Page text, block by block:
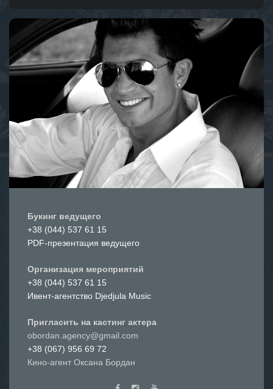
Букинг ведущего
+38 (044) 537 61 15
PDF-презентация ведущего
Организация мероприятий
+38 (044) 537 61 15
Ивент-агентство Djedjula Music
Пригласить на кастинг актера
obordan.agency@gmail.com
+38 (067) 956 69 72
Кино-агент Оксана Бордан